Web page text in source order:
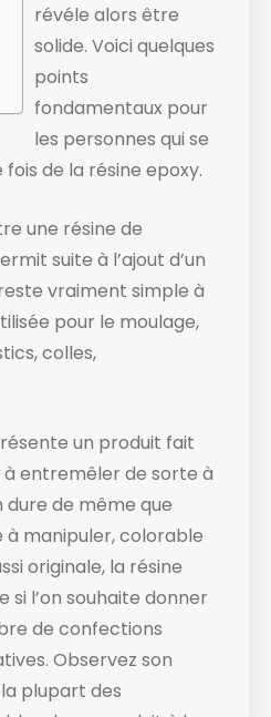
révéle alors être
solide. ​Voici quelques
points
fondamentaux pour
les personnes qui se
de la résine epoxy.
une résine de
suite à l’ajout d’un
vraiment simple à
pour le moulage,
colles,
un produit fait
entremêler de sorte à
de même que
à manipuler, colorable
originale, la résine
l’on souhaite donner
de confections
Observez son
plupart des